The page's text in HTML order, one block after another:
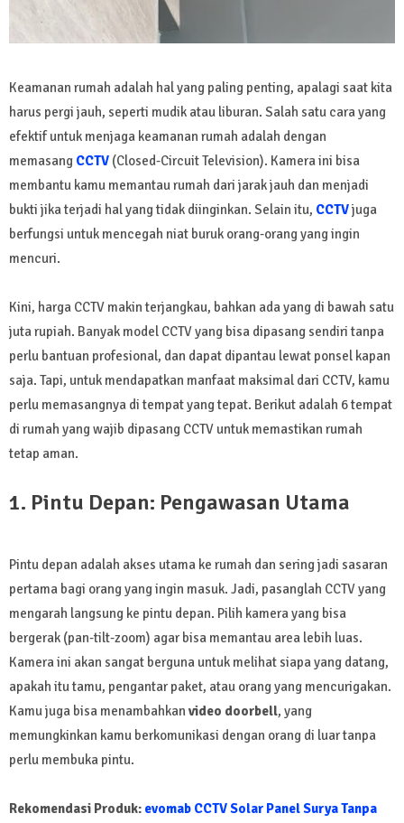
Keamanan rumah adalah hal yang paling penting, apalagi saat kita
harus pergi jauh, seperti mudik atau liburan. Salah satu cara yang
efektif untuk menjaga keamanan rumah adalah dengan
memasang CCTV (Closed-Circuit Television). Kamera ini bisa
membantu kamu memantau rumah dari jarak jauh dan menjadi
bukti jika terjadi hal yang tidak diinginkan. Selain itu, CCTVjuga
berfungsi untuk mencegah niat buruk orang-orang yang ingin
mencuri.
Kini, harga CCTV makin terjangkau, bahkan ada yang di bawah satu
juta rupiah. Banyak model CCTV yang bisa dipasang sendiri tanpa
perlu bantuan profesional, dan dapat dipantau lewat ponsel kapan
saja. Tapi, untuk mendapatkan manfaat maksimal dari CCTV, kamu
perlu memasangnya di tempat yang tepat. Berikut adalah 6 tempat
di rumah yang wajib dipasang CCTV untuk memastikan rumah
tetap aman.
1. Pintu Depan: Pengawasan Utama
Pintu depan adalah akses utama ke rumah dan sering jadi sasaran
pertama bagi orang yang ingin masuk. Jadi, pasanglah CCTV yang
mengarah langsung ke pintu depan. Pilih kamera yang bisa
bergerak (pan-tilt-zoom) agar bisa memantau area lebih luas.
Kamera ini akan sangat berguna untuk melihat siapa yang datang,
apakah itu tamu, pengantar paket, atau orang yang mencurigakan.
Kamu juga bisa menambahkan video doorbell, yang
memungkinkan kamu berkomunikasi dengan orang di luar tanpa
perlu membuka pintu.
Rekomendasi Produk: evomab CCTV Solar Panel Surya Tanpa